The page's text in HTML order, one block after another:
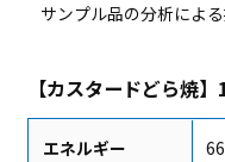
サンプル品の分析によ
【カスタードどら焼
エネルギー